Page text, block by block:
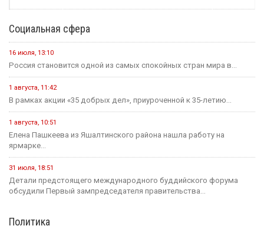
Социальная сфера
16 июля, 13:10
Россия становится одной из самых спокойных стран мира в...
1 августа, 11:42
В рамках акции «35 добрых дел», приуроченной к 35-летию...
1 августа, 10:51
Елена Пашкеева из Яшалтинского района нашла работу на
ярмарке...
31 июля, 18:51
Детали предстоящего международного буддийского форума
обсудили Первый зампредседателя правительства...
Политика